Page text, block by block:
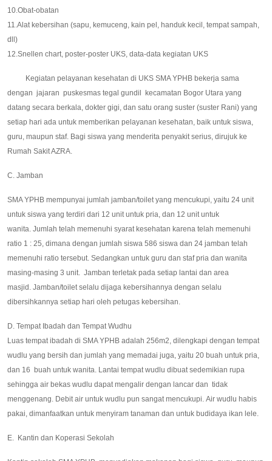
10.Obat-obatan
11.Alat kebersihan (sapu, kemuceng, kain pel, handuk kecil, tempat sampah,
dll)
12.Snellen chart, poster-poster UKS, data-data kegiatan UKS
Kegiatan pelayanan kesehatan di UKS SMA YPHB bekerja sama
dengan jajaran puskesmas tegal gundil kecamatan Bogor Utara yang
datang secara berkala, dokter gigi, dan satu orang suster (suster Rani) yang
setiap hari ada untuk memberikan pelayanan kesehatan, baik untuk siswa,
guru, maupun staf. Bagi siswa yang menderita penyakit serius, dirujuk ke
Rumah Sakit AZRA.
C. Jamban
SMA YPHB mempunyai jumlah jamban/toilet yang mencukupi, yaitu 24 unit
untuk siswa yang terdiri dari 12 unit untuk pria, dan 12 unit untuk
wanita. Jumlah telah memenuhi syarat kesehatan karena telah memenuhi
ratio 1 : 25, dimana dengan jumlah siswa 586 siswa dan 24 jamban telah
memenuhi ratio tersebut. Sedangkan untuk guru dan staf pria dan wanita
masing-masing 3 unit. Jamban terletak pada setiap lantai dan area
masjid. Jamban/toilet selalu dijaga kebersihannya dengan selalu
dibersihkannya setiap hari oleh petugas kebersihan.
D. Tempat Ibadah dan Tempat Wudhu
Luas tempat ibadah di SMA YPHB adalah 256m2, dilengkapi dengan tempat
wudlu yang bersih dan jumlah yang memadai juga, yaitu 20 buah untuk pria,
dan 16 buah untuk wanita. Lantai tempat wudlu dibuat sedemikian rupa
sehingga air bekas wudlu dapat mengalir dengan lancar dan tidak
menggenang. Debit air untuk wudlu pun sangat mencukupi. Air wudlu habis
pakai, dimanfaatkan untuk menyiram tanaman dan untuk budidaya ikan lele.
E. Kantin dan Koperasi Sekolah